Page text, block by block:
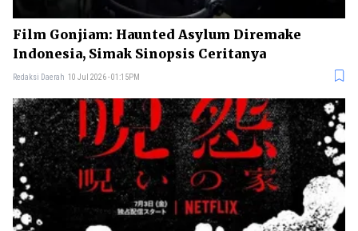
Film Gonjiam: Haunted Asylum Diremake
Indonesia, Simak Sinopsis Ceritanya
Redaksi Daerah 10 Jul 2026 - 01:15PM